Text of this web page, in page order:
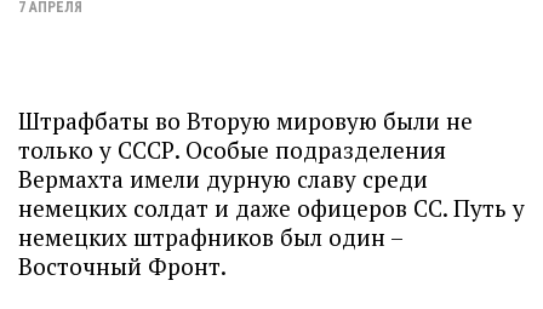
7 АПРЕЛЯ
Штрафбаты во Вторую мировую были не
только у СССР. Особые подразделения
Вермахта имели дурную славу среди
немецких солдат и даже офицеров СС. Путь у
немецких штрафников был один –
Восточный Фронт.